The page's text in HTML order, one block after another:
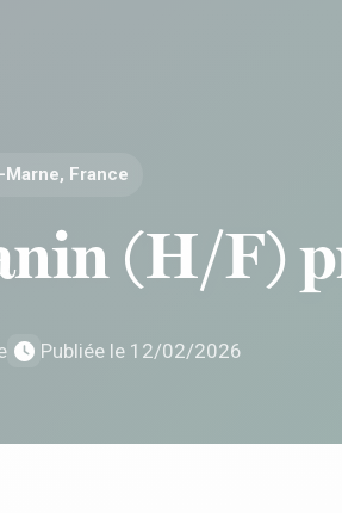
France
(H/F)
Publiée le 12/02/2026